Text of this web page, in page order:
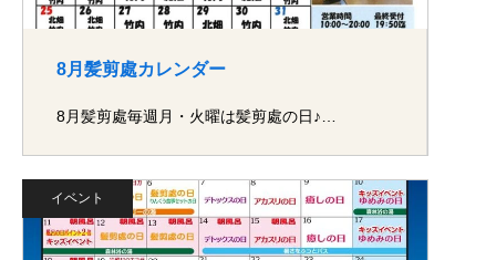
8月髪剪處カレンダー
8月髪剪處毎週月・火曜は髪剪處の日♪…
イベント